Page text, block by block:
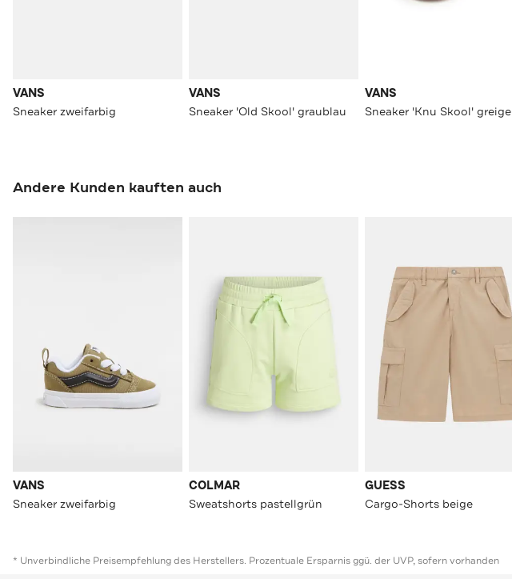
VANS
Sneaker zweifarbig
VANS
Sneaker 'Old Skool' graublau
VANS
Sneaker 'Knu Skool' greige
Andere Kunden kauften auch
VANS
Sneaker zweifarbig
COLMAR
Sweatshorts pastellgrün
GUESS
Cargo-Shorts beige
* Unverbindliche Preisempfehlung des Herstellers. Prozentuale Ersparnis ggü. der UVP, sofern vorhanden